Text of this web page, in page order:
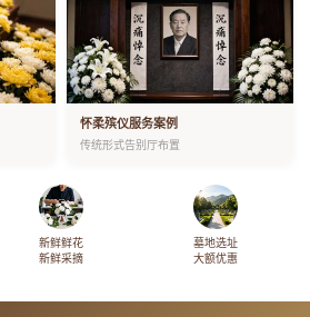
怀柔殡仪服务案例
传统形式告别厅布置
新鲜鲜花
新鲜采摘
墓地选址
大额优惠